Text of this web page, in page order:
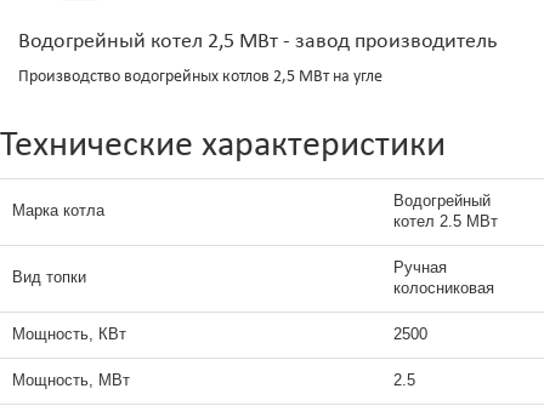
Водогрейный котел 2,5 МВт - завод производитель
Производство водогрейных котлов 2,5 МВт на угле
Технические характеристики
Марка котла
Водогрейный
котел 2.5 МВт
Вид топки
Ручная
колосниковая
Мощность, КВт 2500
Мощность, МВт 2.5